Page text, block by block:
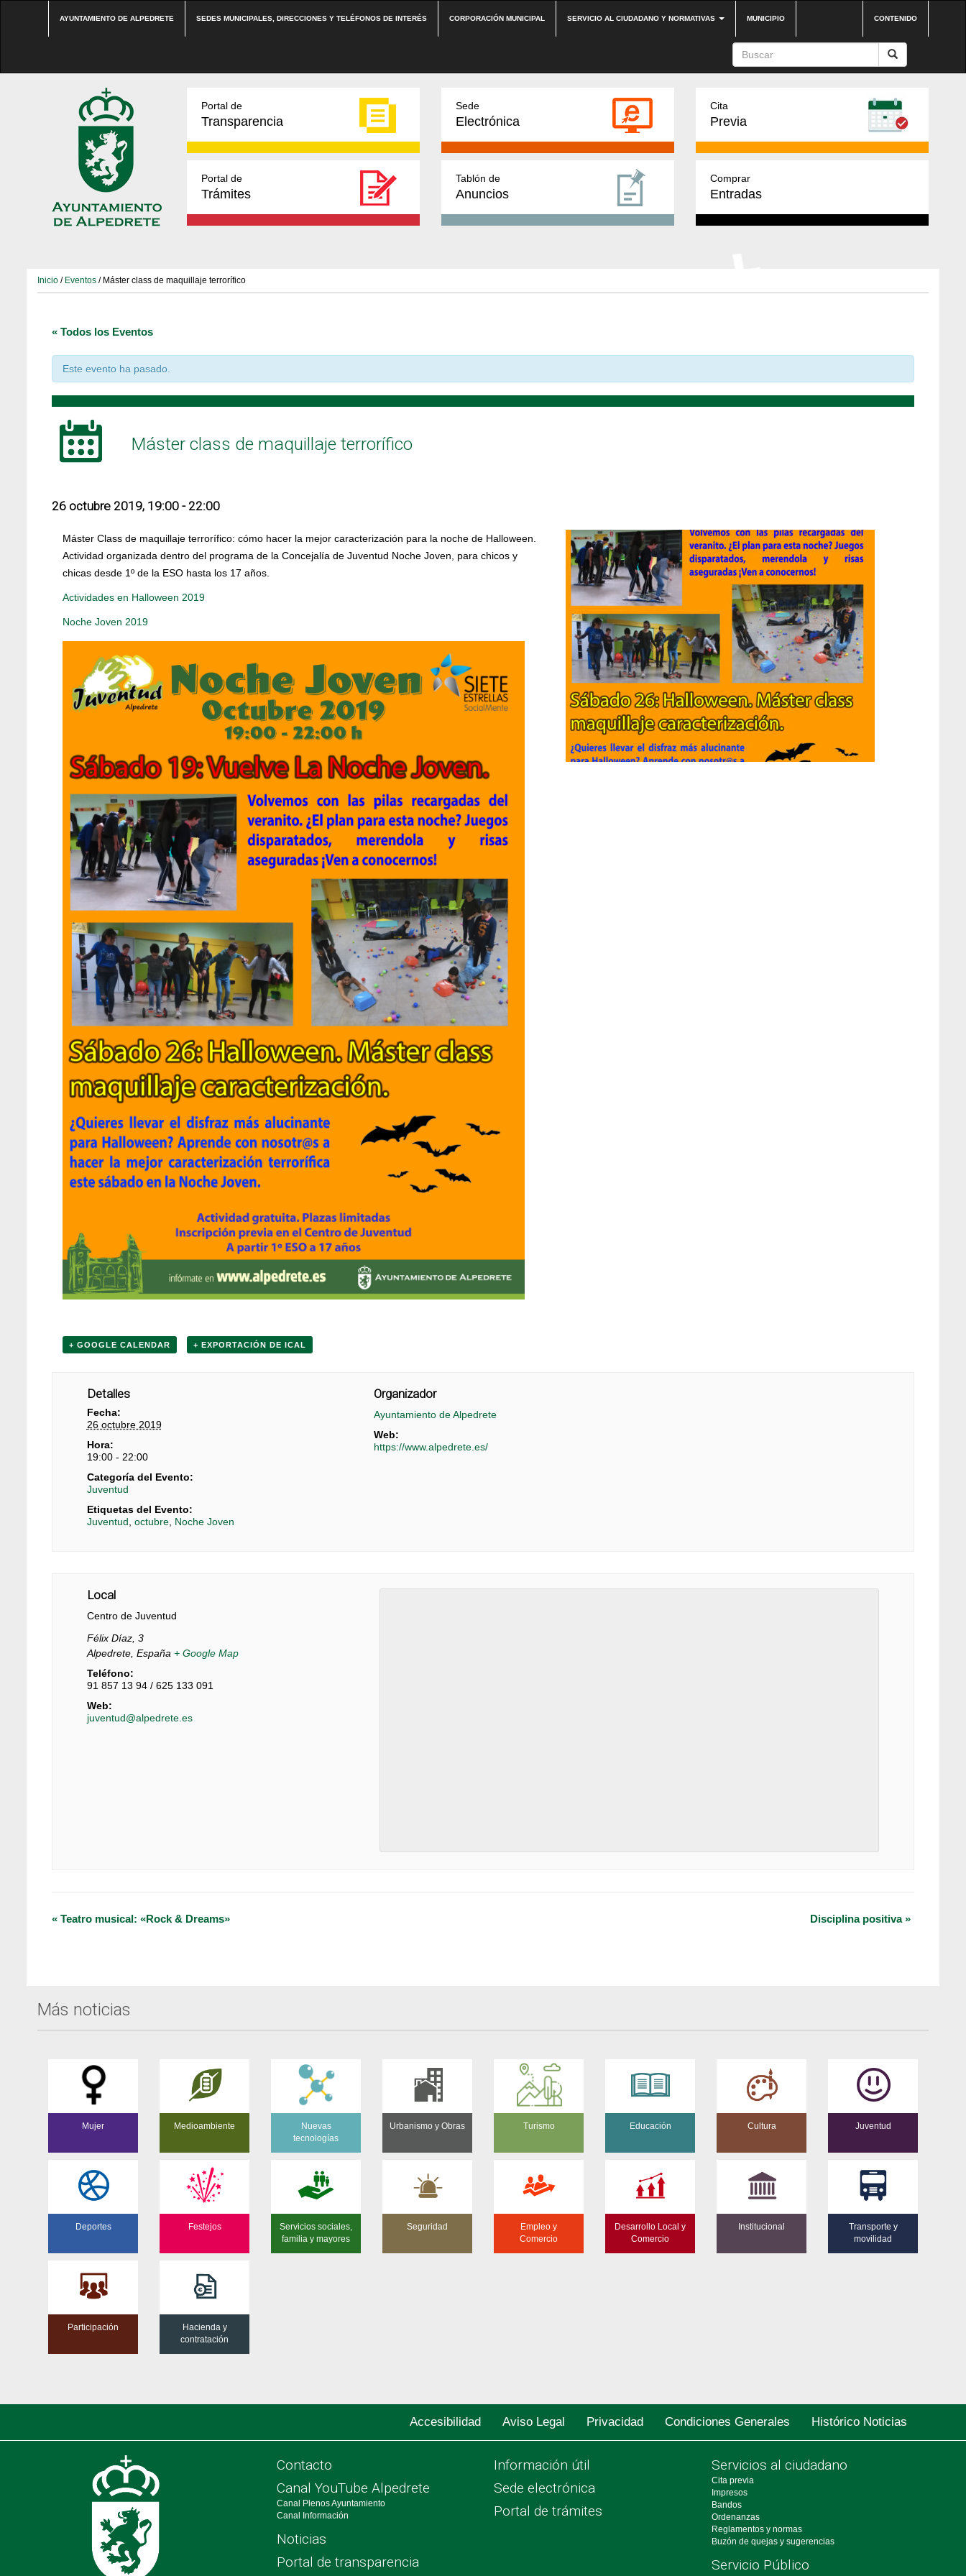
AYUNTAMIENTO DE ALPEDRETE SEDES MUNICIPALES, DIRECCIONES Y TELÉFONOS DE INTERÉS CORPORACIÓN MUNICIPAL SERVICIO AL CIUDADANO Y NORMATIVAS MUNICIPIO CONTENIDO
Portal de
Transparencia
Sede
Electrónica
Cita
Previa
Portal de
Trámites
Tablón de
Anuncios
Comprar
Entradas
Inicio / Eventos / Máster class de maquillaje terrorífico
« Todos los Eventos
Este evento ha pasado.
Máster class de maquillaje terrorífico
26 octubre 2019, 19:00 - 22:00
Máster Class de maquillaje terrorífico: cómo hacer la mejor caracterización para la noche de Halloween.
Actividad organizada dentro del programa de la Concejalía de Juventud Noche Joven, para chicos y
chicas desde 1º de la ESO hasta los 17 años.
Actividades en Halloween 2019
Noche Joven 2019
+ GOOGLE CALENDAR + EXPORTACIÓN DE ICAL
Detalles
Fecha:
26 octubre 2019
Hora:
19:00 - 22:00
Categoría del Evento:
Juventud
Etiquetas del Evento:
Juventud octubre, Noche Joven
Organizador
Ayuntamiento de Alpedrete
Web:
https://www.alpedrete.es/
Local
Centro de Juventud
Félix Díaz, 3
Alpedrete, España + Google Map
Teléfono:
91 857 13 94 / 625 133 091
Web:
juventud@alpedrete.es
Navegación
« Teatro musical: «Rock & Dreams» Disciplina positiva»
Más noticias
Mujer Medioambiente
Nuevas
tecnologías
Urbanismo y Obras Turismo Educación Cultura Juventud
Deportes Festejos
Servicios sociales,
familia y mayores
Seguridad
Empleo y
Comercio
Desarrollo Local y
Comercio
Institucional
Transporte y
movilidad
Participación
Hacienda y
contratación
Accesibilidad Aviso Legal Privacidad Condiciones Generales Histórico Noticias
Contacto
Canal YouTube Alpedrete
Canal Plenos Ayuntamiento
Canal Información
Noticias
Portal de transparencia
Información útil
Sede electrónica
Portal de trámites
Servicios al ciudadano
Cita previa
Impresos
Bandos
Ordenanzas
Reglamentos y normas
Buzón de quejas y sugerencias
Servicio Público